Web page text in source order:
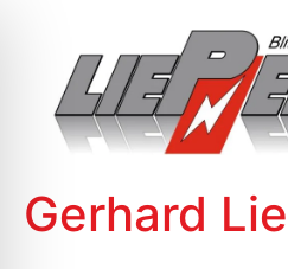
Gerhard